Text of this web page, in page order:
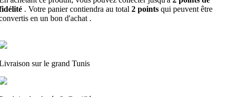
. Votre panier contiendra au total 2 points qui peuvent être
en un bon d'achat .
sur le grand Tunis